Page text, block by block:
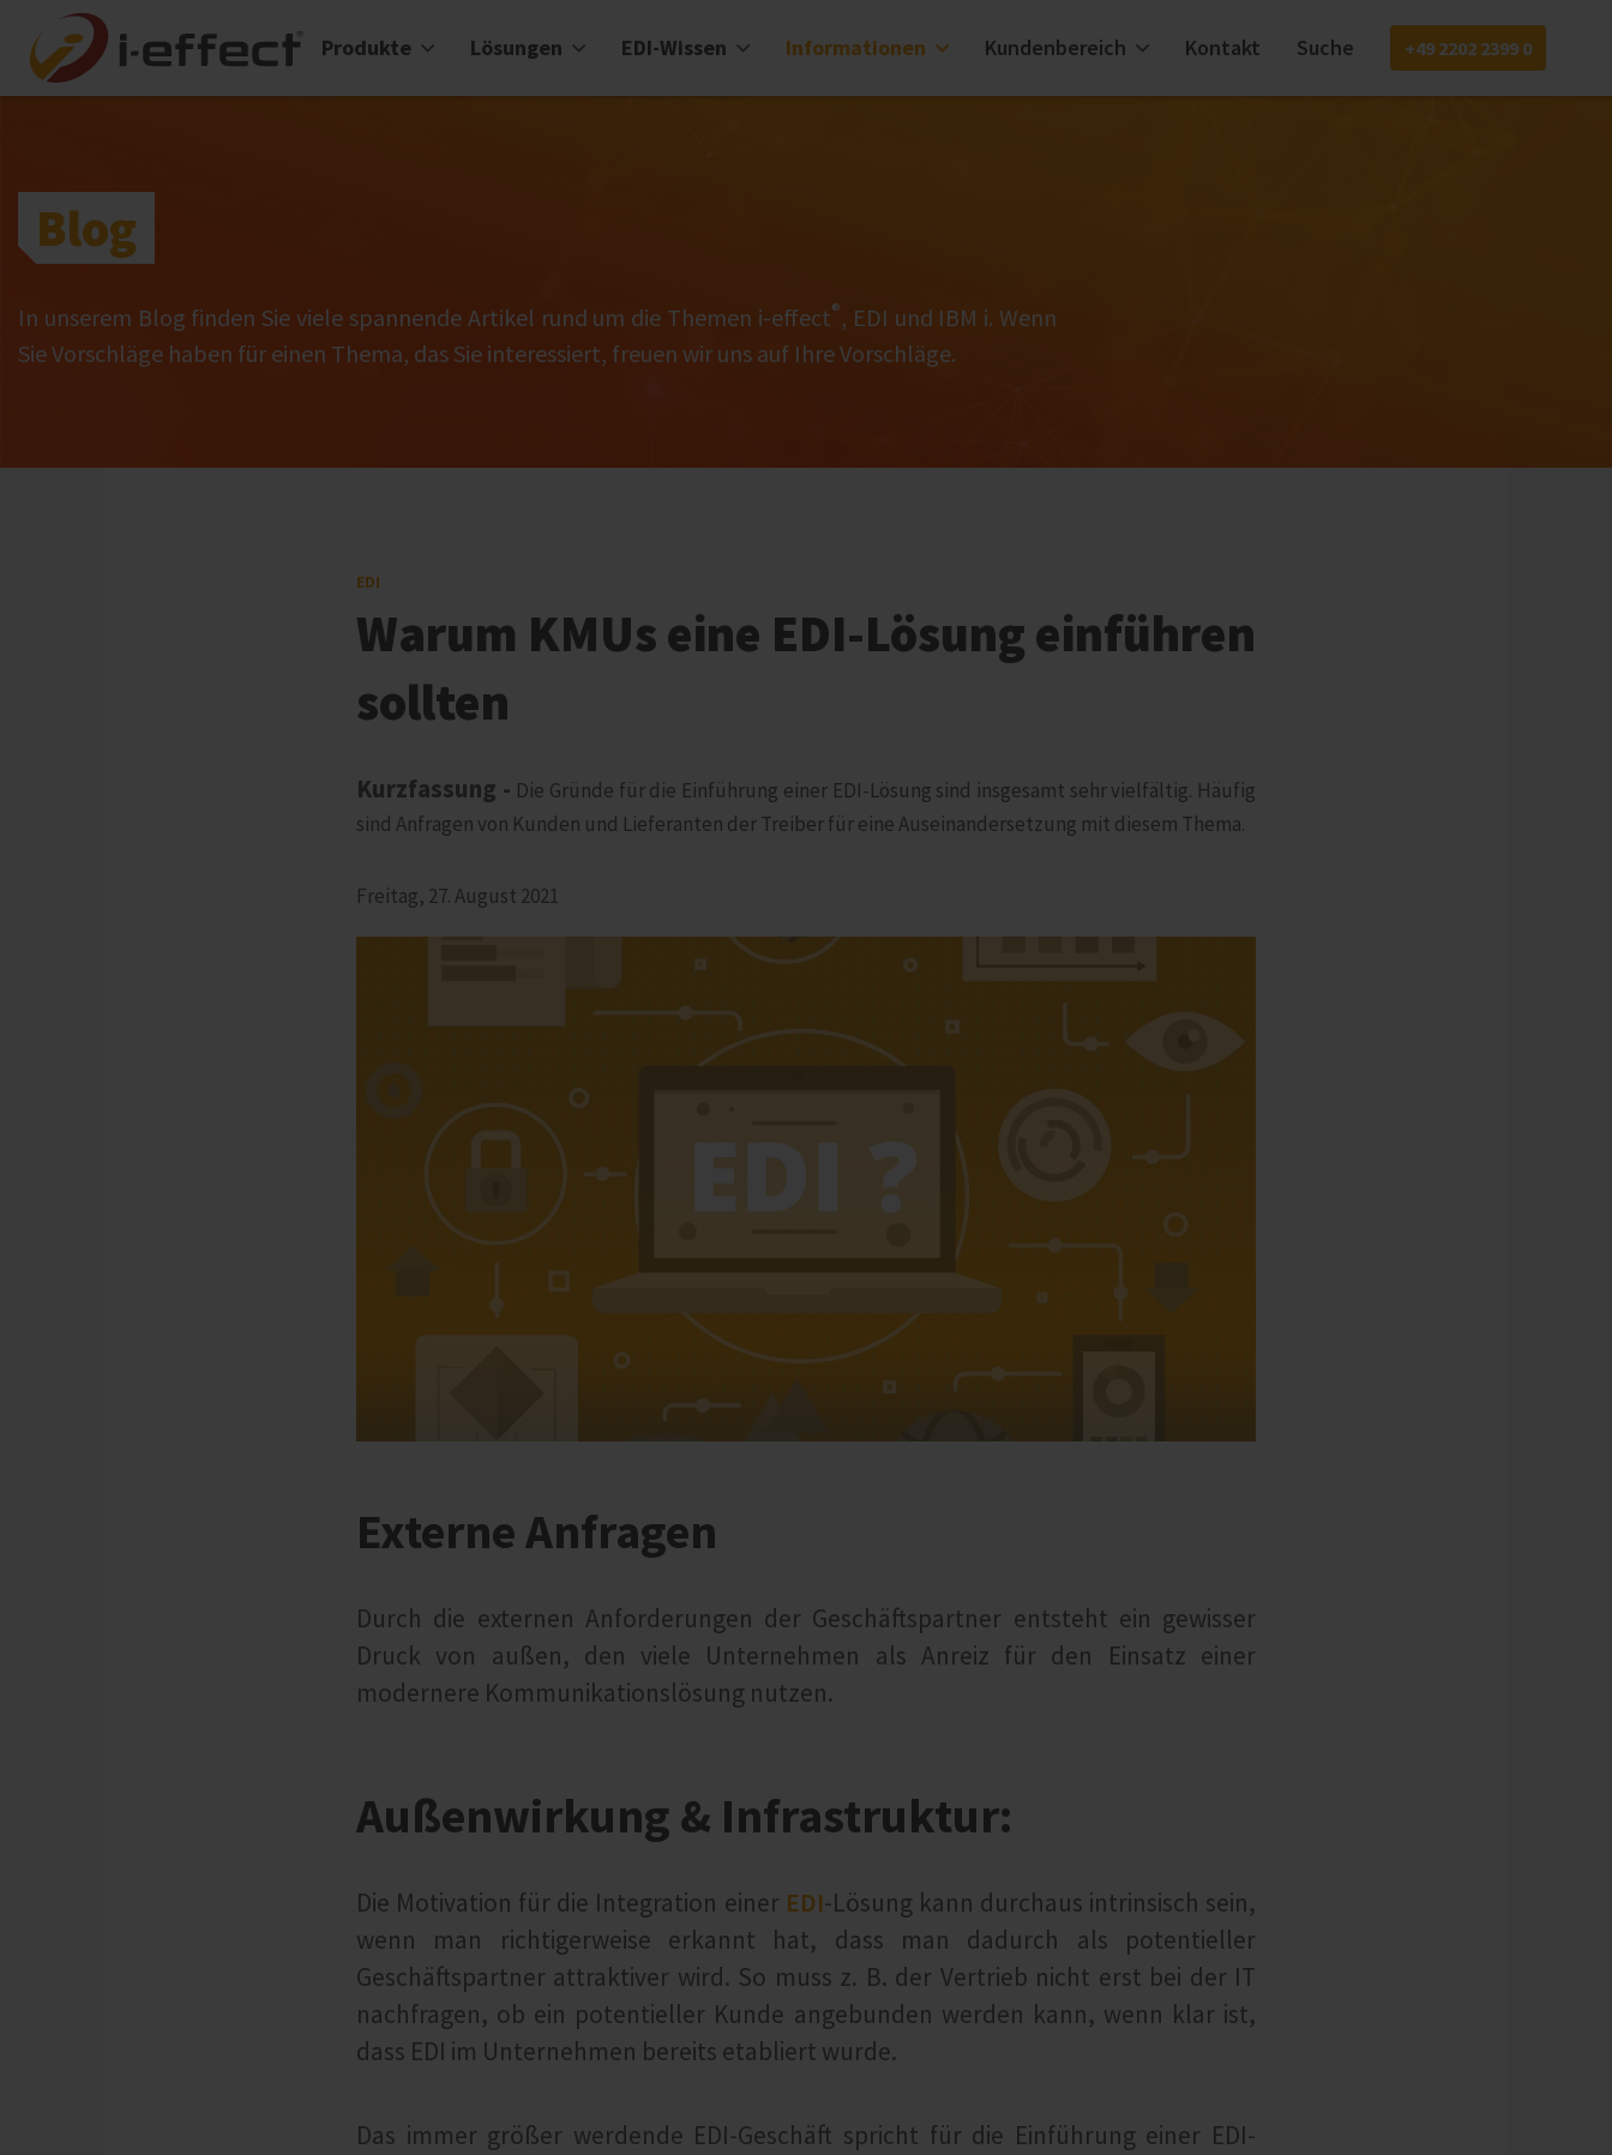
Produkte Lösungen EDI-Wissen Informationen Kundenbereich Kontakt Suche +49 2202 2399 0
Blog
In unserem Blog finden Sie viele spannende Artikel rund um die Themen i‑effect®, EDI und IBM i. Wenn
Sie Vorschläge haben für einen Thema, das Sie interessiert, freuen wir uns auf Ihre Vorschläge.
EDI
Warum KMUs eine EDI-Lösung einführen
sollten
Kurzfassung - Die Gründe für die Einführung einer EDI-Lösung sind insgesamt sehr vielfältig. Häufig
sind Anfragen von Kunden und Lieferanten der Treiber für eine Auseinandersetzung mit diesem Thema.
Freitag, 27. August 2021
Externe Anfragen
Durch die externen Anforderungen der Geschäftspartner entsteht ein gewisser
Druck von außen, den viele Unternehmen als Anreiz für den Einsatz einer
modernere Kommunikationslösung nutzen.
Außenwirkung & Infrastruktur:
Die Motivation für die Integration einer EDI-Lösung kann durchaus intrinsisch sein,
wenn man richtigerweise erkannt hat, dass man dadurch als potentieller
Geschäftspartner attraktiver wird. So muss z. B. der Vertrieb nicht erst bei der IT
nachfragen, ob ein potentieller Kunde angebunden werden kann, wenn klar ist,
dass EDI im Unternehmen bereits etabliert wurde.
Das immer größer werdende EDI-Geschäft spricht für die Einführung einer EDI-